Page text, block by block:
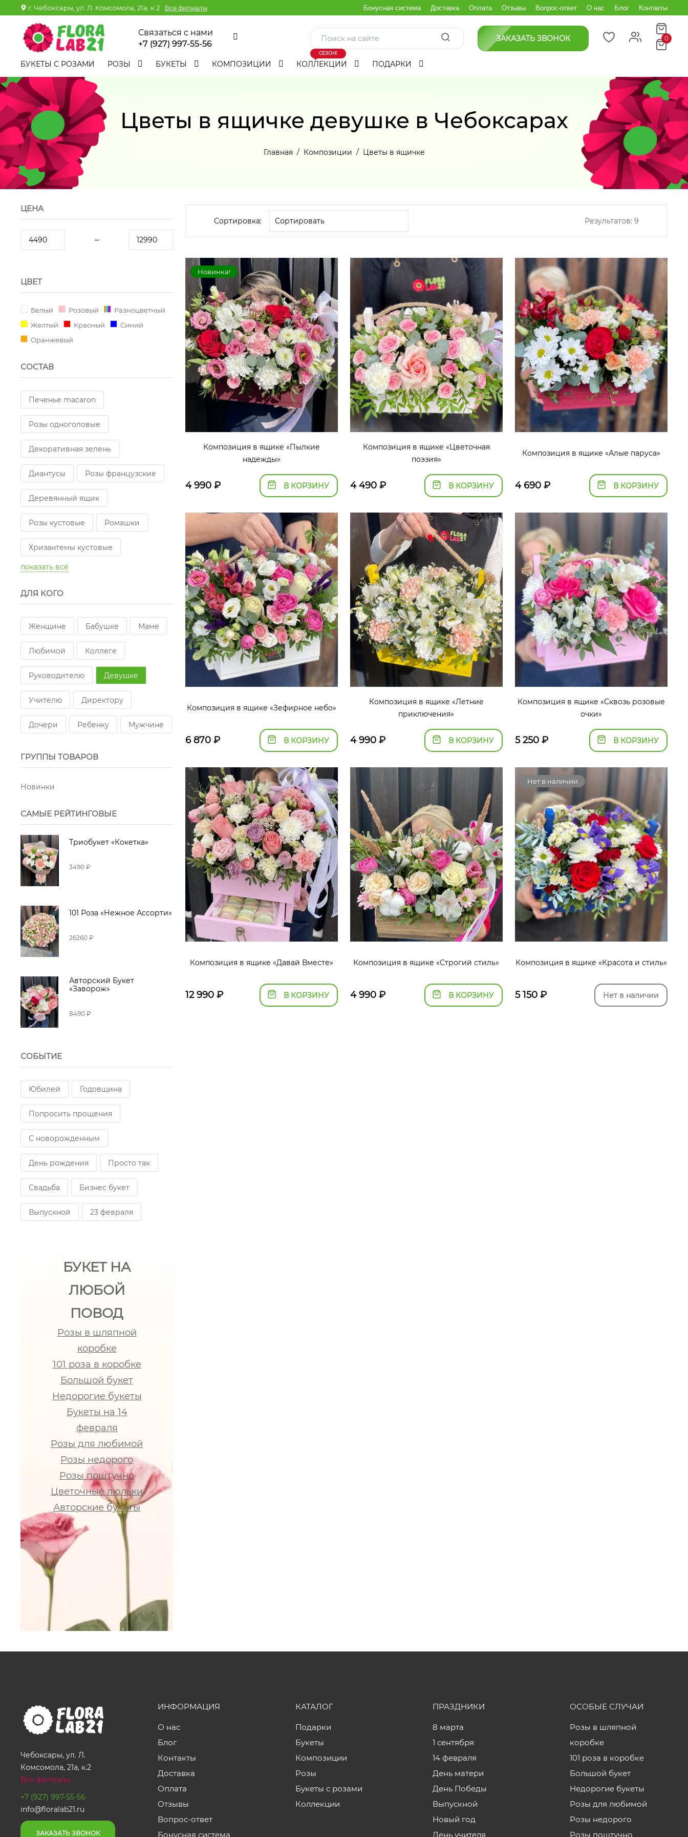
г. Чебоксары, ул. Л. Комсомола, 21а, к.2 Все филиалы Бонусная система Доставка Оплата Отзывы Вопрос-ответ О нас Блог Контакты
Связаться с нами
+7 (927) 997-55-56
ЗАКАЗАТЬ ЗВОНОК 0
БУКЕТЫ С РОЗАМИ РОЗЫ БУКЕТЫ КОМПОЗИЦИИ КОЛЛЕКЦИИ
СЕЗОН!
ПОДАРКИ
Цветы в ящичке девушке в Чебоксарах
Главная Композиции Цветы в ящичке
ЦЕНА
ЦВЕТ
Белый Розовый
Разноцветный
Желтый
Красный
Синий
Оранжевый
СОСТАВ
Печенье macaron
Розы одноголовые
Декоративная зелень
Диантусы Розы французские
Деревянный ящик
Розы кустовые Ромашки
Хризантемы кустовые
Альстромерии
Эустомы
Розы пионовидные одноголовые
Эрингиум
Розы пионовидные кустовые
Озотамнус
Лагурус Герберы Статица
показать всё
ДЛЯ КОГО
Женщине Бабушке Маме
Любимой Коллеге
Руководителю Девушке
Учителю Директору
Дочери Ребенку Мужчине
ГРУППЫ ТОВАРОВ
Новинки
САМЫЕ РЕЙТИНГОВЫЕ
Триобукет «Кокетка»
3490 ₽
101 Роза «Нежное Ассорти»
26260 ₽
Авторский Букет
«Заворож»
8490 ₽
СОБЫТИЕ
Юбилей Годовщина
Попросить прощения
С новорожденным
День рождения Просто так
Свадьба Бизнес букет
Выпускной 23 февраля
БУКЕТ НА
ЛЮБОЙ
ПОВОД
Розы в шляпной
коробке
101 роза в коробке
Большой букет
Недорогие букеты
Букеты на 14
февраля
Розы для любимой
Розы недорого
Розы поштучно
Цветочные люльки
Авторские букеты
Сортировка: Результатов: 9
Новинка!
Композиция в ящике «Пылкие
надежды»
4 990 ₽ В КОРЗИНУ
Композиция в ящике «Цветочная
поэзия»
4 490₽ В КОРЗИНУ
Композиция в ящике «Алые паруса»
4 690₽ В КОРЗИНУ
Композиция в ящике «Зефирное небо»
6 870 ₽ В КОРЗИНУ
Композиция в ящике «Летние
приключения»
4 990₽ В КОРЗИНУ
Композиция в ящике «Сквозь розовые
очки»
5 250₽ В КОРЗИНУ
Композиция в ящике «Давай Вместе»
12 990 ₽ В КОРЗИНУ
Композиция в ящике «Строгий стиль»
4 990₽ В КОРЗИНУ
Нет в наличии
Композиция в ящике «Красота и стиль»
5 150₽ Нет в наличии
Чебоксары, ул. Л.
Комсомола, 21а, к.2
Все филиалы
+7 (927) 997-55-56
info@floralab21.ru
ЗАКАЗАТЬ ЗВОНОК
ИНФОРМАЦИЯ
О нас
Блог
Контакты
Доставка
Оплата
Отзывы
Вопрос-ответ
Бонусная система
КАТАЛОГ
Подарки
Букеты
Композиции
Розы
Букеты с розами
Коллекции
ПРАЗДНИКИ
8 марта
1 сентября
14 февраля
День матери
День Победы
Выпускной
Новый год
День учителя
ОСОБЫЕ СЛУЧАИ
Розы в шляпной
коробке
101 роза в коробке
Большой букет
Недорогие букеты
Розы для любимой
Розы недорого
Розы поштучно